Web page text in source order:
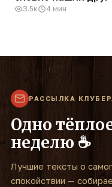
3.5к 4 мин
РАССЫЛКА
Одно
неделю ☕
Лучшие тексты о
спокойствии —